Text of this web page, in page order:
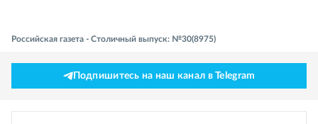
Российская газета - Столичный выпуск: №30(8975)
Подпишитесь на наш канал в Telegram